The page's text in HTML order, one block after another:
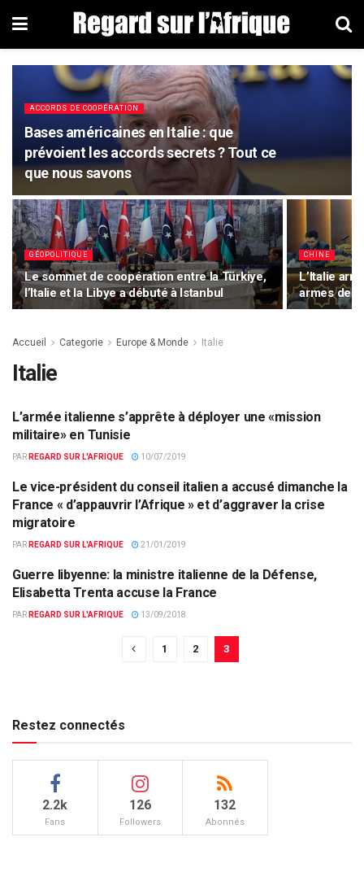
ACCORDS DE COOPÉRATION
Bases américaines en Italie : que
prévoient les accords secrets ? Tout ce
que nous savons
GÉOPOLITIQUE
Le sommet de coopération entre la Türkiye,
l’Italie et la Libye a débuté à Istanbul
CHINE
L’Italie
armes
Accueil Categorie Europe & Monde Italie
Italie
ACTUALITÉS PAR PAYS
L’armée italienne s’apprête à déployer une «mission
militaire» en Tunisie
PAR REGARD SUR L'AFRIQUE 10/07/2019
ACTUALITÉS PAR PAYS
Le vice-président du conseil italien a accusé dimanche la
France « d’appauvrir l’Afrique » et d’aggraver la crise
migratoire
PAR REGARD SUR L'AFRIQUE 21/01/2019
ACTUALITÉS PAR PAYS
Guerre libyenne: la ministre italienne de la Défense,
Elisabetta Trenta accuse la France
PAR REGARD SUR L'AFRIQUE 13/09/2018
1 2 3
Restez connectés
2.2k
Fans
126
Followers
132
Abonnés